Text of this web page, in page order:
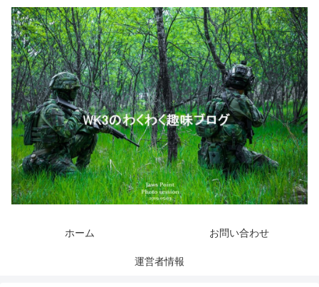
ホーム お問い合わせ
運営者情報